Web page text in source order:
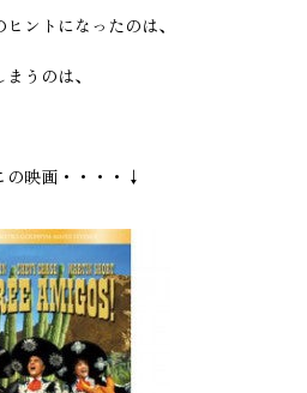
ントになったのは、
うのは、
の映画・・・・↓